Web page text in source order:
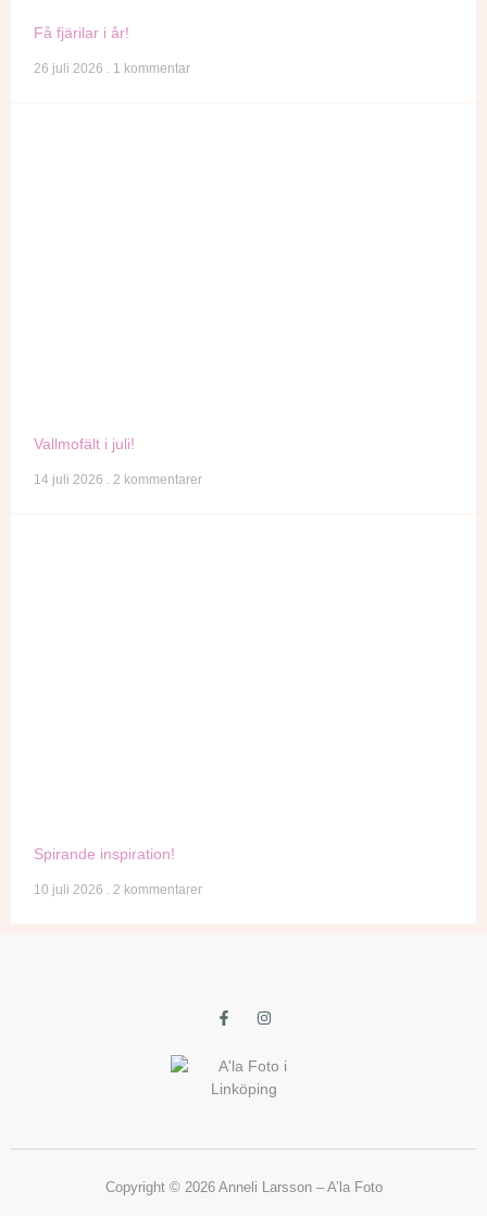
Få fjärilar i år!
26 juli 2026 1 kommentar
Vallmofält i juli!
14 juli 2026 2 kommentarer
Spirande inspiration!
10 juli 2026 2 kommentarer
Copyright © 2026 Anneli Larsson – A’la Foto